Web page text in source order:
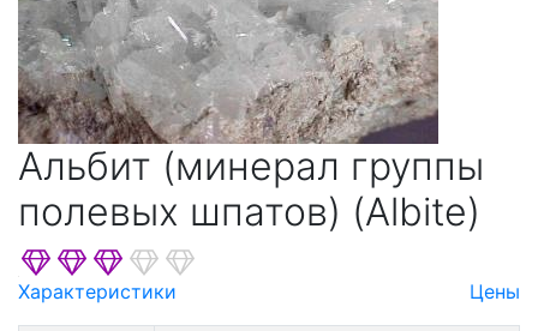
Альбит (минерал группы
полевых шпатов) (Albite)
Характеристики Цены